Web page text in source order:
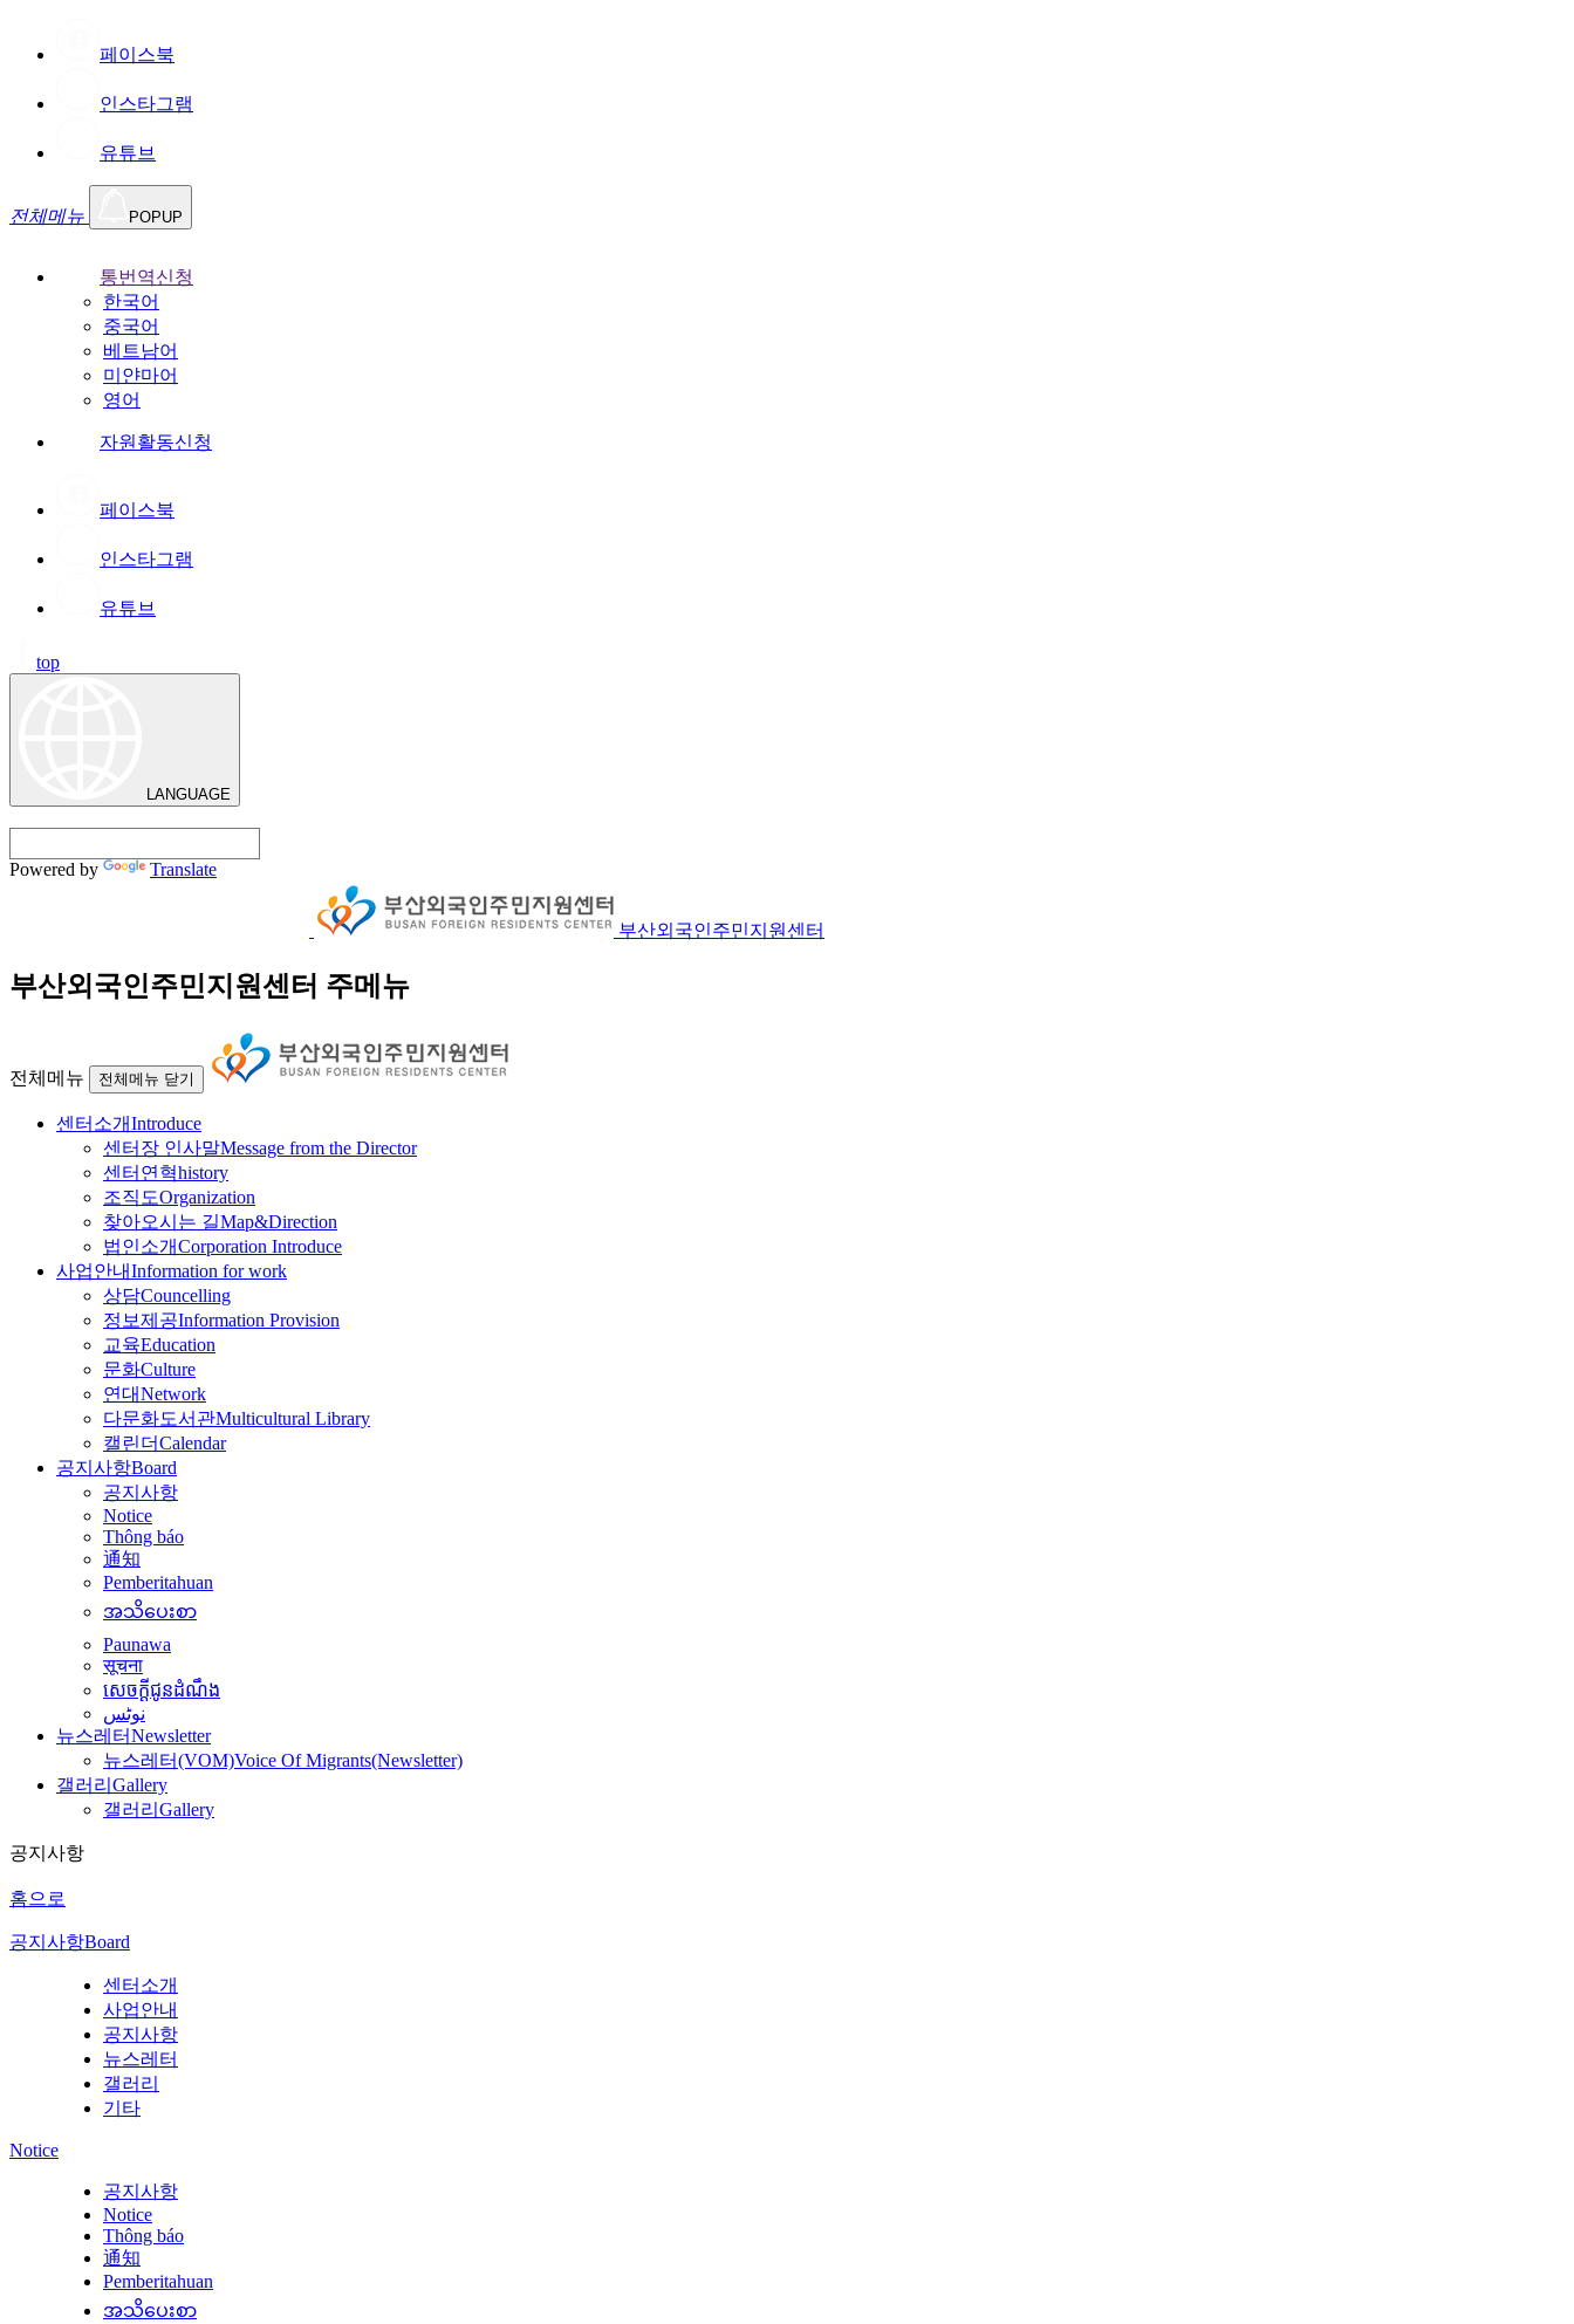
페이스북
인스타그램
유튜브
전체메뉴 POPUP
통번역신청
한국어
중국어
베트남어
미얀마어
영어
자원활동신청
페이스북
인스타그램
유튜브
top
LANGUAGE
Powered by Translate
부산외국인주민지원센터
부산외국인주민지원센터 주메뉴
전체메뉴 전체메뉴 닫기
센터소개Introduce
센터장 인사말Message from the Director
센터연혁history
조직도Organization
찾아오시는 길Map&Direction
법인소개Corporation Introduce
사업안내Information for work
상담Councelling
정보제공Information Provision
교육Education
문화Culture
연대Network
다문화도서관Multicultural Library
캘린더Calendar
공지사항Board
공지사항
Notice
Thông báo
通知
Pemberitahuan
အသိပေးစာ
Paunawa
सूचना
សេចក្តីជូនដំណឹង
نوٹس
뉴스레터Newsletter
뉴스레터(VOM)Voice Of Migrants(Newsletter)
갤러리 Gallery
갤러리 Gallery
공지사항
홈으로
공지사항Board
센터소개
사업안내
공지사항
뉴스레터
갤러리
기타
Notice
공지사항
Notice
Thông báo
通知
Pemberitahuan
အသိပေးစာ